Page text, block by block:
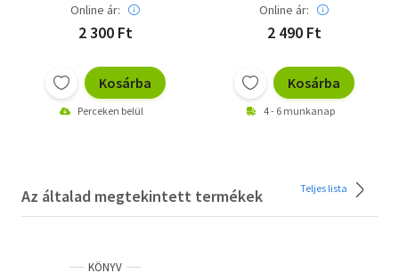
Online ár:
2 300 Ft
Kosárba
Perceken belül
Online ár:
2 490 Ft
Kosárba
4 - 6 munkanap
Az általad megtekintett termékek Teljes lista
KÖNYV